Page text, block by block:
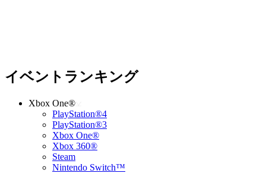
イベントランキング
Xbox One®
PlayStation®4
PlayStation®3
Xbox One®
Xbox 360®
Steam
Nintendo Switch™